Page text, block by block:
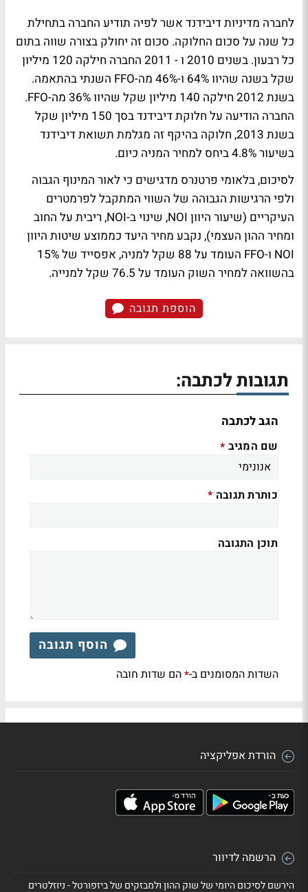
לחברה מדיניות דיבידנד אשר לפיה תודיע החברה בתחילת
כל שנה על סכום החלוקה. סכום זה יחולק בצורה שווה בתום
כל רבעון. בשנים 2010 ו - 2011 החברה חילקה 120 מיליון
שקל בשנה שהיוו 64% ו-46% מה-FFO השנתי בהתאמה.
בשנת 2012 חילקה 140 מיליון שקל שהיוו 36% מה-FFO.
החברה הודיעה על חלוקת דיבידנד בסך 150 מיליון שקל
בשנת 2013, חלוקה בהיקף זה מגלמת תשואת דיבידנד
בשיעור 4.8% ביחס למחיר המניה כיום.
לסיכום, בלאומי פרטנרס מדגישים כי לאור המינוף הגבוה
ולפי הרגישות הגבוהה של השווי המתקבל לפרמטרים
העיקריים (שיעור היוון NOI, שינוי ב-NOI, ריבית על החוב
ומחיר ההון העצמי), נקבע מחיר היעד כממוצע שיטות היוון
NOI ו-FFO העומד על 88 שקל למניה, אפסייד של 15%
בהשוואה למחיר השוק העומד על 76.5 שקל למנייה.
הוספת תגובה
תגובות לכתבה:
הגב לכתבה
שם המגיב *
כותרת תגובה *
תוכן התגובה
הוסף תגובה
השדות המסומנים ב-*הם שדות חובה
הורדת אפליקציה
הרשמה לדיוור
הירשם לסיכום היומי של שוק ההון ולמבזקים של ביזפורטל - ניוזלטרים